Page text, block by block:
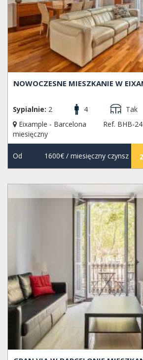
NOWOCZESNE MIESZKANIE W
Sypialnie: 2 4 Tak
Eixample - Barcelona
Ref. BHB-
miesięczny
Od 1600€/ miesięczny czynsz